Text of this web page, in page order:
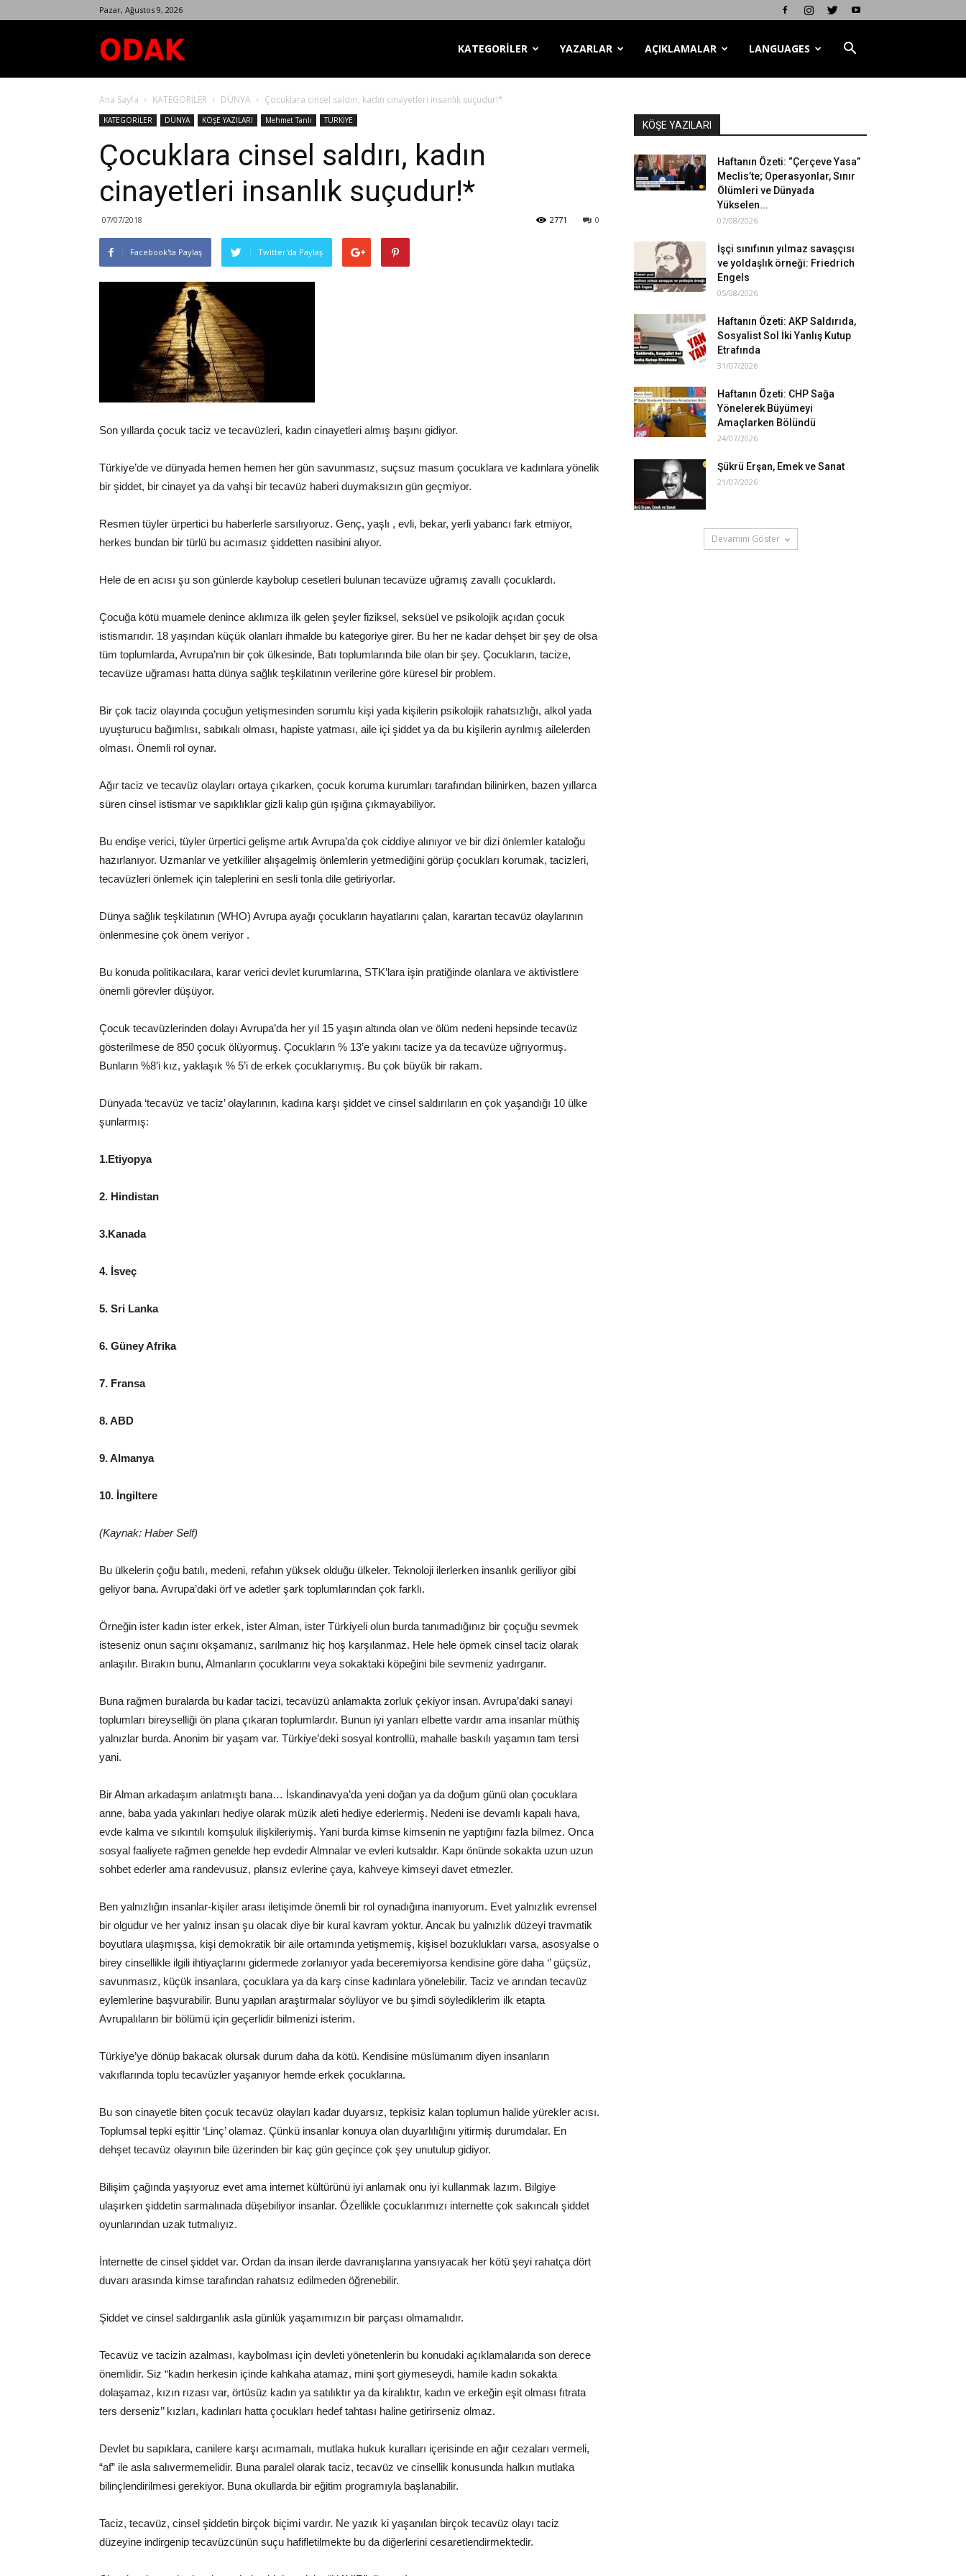
Pazar, Ağustos 9, 2026
Dergisi
KATEGORİLER YAZARLAR AÇIKLAMALAR LANGUAGES
Ana Sayfa KATEGORİLER DÜNYA Çocuklara cinsel saldırı, kadın cinayetleri insanlık suçudur!*
KATEGORİLER DÜNYA KÖŞE YAZILARI Mehmet Tanlı TÜRKİYE
Çocuklara cinsel saldırı, kadın
cinayetleri insanlık suçudur!*
07/07/2018 0
2771
Facebook'ta Paylaş Twitter'da Paylaş
Son yıllarda çocuk taciz ve tecavüzleri, kadın cinayetleri almış başını gidiyor.
Türkiye’de ve dünyada hemen hemen her gün savunmasız, suçsuz masum çocuklara ve kadınlara yönelik
bir şiddet, bir cinayet ya da vahşi bir tecavüz haberi duymaksızın gün geçmiyor.
Resmen tüyler ürpertici bu haberlerle sarsılıyoruz. Genç, yaşlı , evli, bekar, yerli yabancı fark etmiyor,
herkes bundan bir türlü bu acımasız şiddetten nasibini alıyor.
Hele de en acısı şu son günlerde kaybolup cesetleri bulunan tecavüze uğramış zavallı çocuklardı.
Çocuğa kötü muamele denince aklımıza ilk gelen şeyler fiziksel, seksüel ve psikolojik açıdan çocuk
istismarıdır. 18 yaşından küçük olanları ihmalde bu kategoriye girer. Bu her ne kadar dehşet bir şey de olsa
tüm toplumlarda, Avrupa’nın bir çok ülkesinde, Batı toplumlarında bile olan bir şey. Çocukların, tacize,
tecavüze uğraması hatta dünya sağlık teşkilatının verilerine göre küresel bir problem.
Bir çok taciz olayında çocuğun yetişmesinden sorumlu kişi yada kişilerin psikolojik rahatsızlığı, alkol yada
uyuşturucu bağımlısı, sabıkalı olması, hapiste yatması, aile içi şiddet ya da bu kişilerin ayrılmış ailelerden
olması. Önemli rol oynar.
Ağır taciz ve tecavüz olayları ortaya çıkarken, çocuk koruma kurumları tarafından bilinirken, bazen yıllarca
süren cinsel istismar ve sapıklıklar gizli kalıp gün ışığına çıkmayabiliyor.
Bu endişe verici, tüyler ürpertici gelişme artık Avrupa’da çok ciddiye alınıyor ve bir dizi önlemler kataloğu
hazırlanıyor. Uzmanlar ve yetkililer alışagelmiş önlemlerin yetmediğini görüp çocukları korumak, tacizleri,
tecavüzleri önlemek için taleplerini en sesli tonla dile getiriyorlar.
Dünya sağlık teşkilatının (WHO) Avrupa ayağı çocukların hayatlarını çalan, karartan tecavüz olaylarının
önlenmesine çok önem veriyor .
Bu konuda politikacılara, karar verici devlet kurumlarına, STK’lara işin pratiğinde olanlara ve aktivistlere
önemli görevler düşüyor.
Çocuk tecavüzlerinden dolayı Avrupa’da her yıl 15 yaşın altında olan ve ölüm nedeni hepsinde tecavüz
gösterilmese de 850 çocuk ölüyormuş. Çocukların % 13’e yakını tacize ya da tecavüze uğrıyormuş.
Bunların %8’i kız, yaklaşık % 5’i de erkek çocuklarıymış. Bu çok büyük bir rakam.
Dünyada ‘tecavüz ve taciz’ olaylarının, kadına karşı şiddet ve cinsel saldırıların en çok yaşandığı 10 ülke
şunlarmış:
1.Etiyopya
2. Hindistan
3.Kanada
4. İsveç
5. Sri Lanka
6. Güney Afrika
7. Fransa
8. ABD
9. Almanya
10. İngiltere
(Kaynak: Haber Self)
Bu ülkelerin çoğu batılı, medeni, refahın yüksek olduğu ülkeler. Teknoloji ilerlerken insanlık geriliyor gibi
geliyor bana. Avrupa’daki örf ve adetler şark toplumlarından çok farklı.
Örneğin ister kadın ister erkek, ister Alman, ister Türkiyeli olun burda tanımadığınız bir çoçuğu sevmek
isteseniz onun saçını okşamanız, sarılmanız hiç hoş karşılanmaz. Hele hele öpmek cinsel taciz olarak
anlaşılır. Bırakın bunu, Almanların çocuklarını veya sokaktaki köpeğini bile sevmeniz yadırganır.
Buna rağmen buralarda bu kadar tacizi, tecavüzü anlamakta zorluk çekiyor insan. Avrupa’daki sanayi
toplumları bireyselliği ön plana çıkaran toplumlardır. Bunun iyi yanları elbette vardır ama insanlar müthiş
yalnızlar burda. Anonim bir yaşam var. Türkiye’deki sosyal kontrollü, mahalle baskılı yaşamın tam tersi
yani.
Bir Alman arkadaşım anlatmıştı bana… İskandinavya’da yeni doğan ya da doğum günü olan çocuklara
anne, baba yada yakınları hediye olarak müzik aleti hediye ederlermiş. Nedeni ise devamlı kapalı hava,
evde kalma ve sıkıntılı komşuluk ilişkileriymiş. Yani burda kimse kimsenin ne yaptığını fazla bilmez. Onca
sosyal faaliyete rağmen genelde hep evdedir Almnalar ve evleri kutsaldır. Kapı önünde sokakta uzun uzun
sohbet ederler ama randevusuz, plansız evlerine çaya, kahveye kimseyi davet etmezler.
Ben yalnızlığın insanlar-kişiler arası iletişimde önemli bir rol oynadığına inanıyorum. Evet yalnızlık evrensel
bir olgudur ve her yalnız insan şu olacak diye bir kural kavram yoktur. Ancak bu yalnızlık düzeyi travmatik
boyutlara ulaşmışsa, kişi demokratik bir aile ortamında yetişmemiş, kişisel bozuklukları varsa, asosyalse o
birey cinsellikle ilgili ihtiyaçlarını gidermede zorlanıyor yada beceremiyorsa kendisine göre daha ‘’ güçsüz,
savunmasız, küçük insanlara, çocuklara ya da karş cinse kadınlara yönelebilir. Taciz ve arından tecavüz
eylemlerine başvurabilir. Bunu yapılan araştırmalar söylüyor ve bu şimdi söylediklerim ilk etapta
Avrupalıların bir bölümü için geçerlidir bilmenizi isterim.
Türkiye’ye dönüp bakacak olursak durum daha da kötü. Kendisine müslümanım diyen insanların
vakıflarında toplu tecavüzler yaşanıyor hemde erkek çocuklarına.
Bu son cinayetle biten çocuk tecavüz olayları kadar duyarsız, tepkisiz kalan toplumun halide yürekler acısı.
Toplumsal tepki eşittir ‘Linç’ olamaz. Çünkü insanlar konuya olan duyarlılığını yitirmiş durumdalar. En
dehşet tecavüz olayının bile üzerinden bir kaç gün geçince çok şey unutulup gidiyor.
Bilişim çağında yaşıyoruz evet ama internet kültürünü iyi anlamak onu iyi kullanmak lazım. Bilgiye
ulaşırken şiddetin sarmalınada düşebiliyor insanlar. Özellikle çocuklarımızı internette çok sakıncalı şiddet
oyunlarından uzak tutmalıyız.
İnternette de cinsel şiddet var. Ordan da insan ilerde davranışlarına yansıyacak her kötü şeyi rahatça dört
duvarı arasında kimse tarafından rahatsız edilmeden öğrenebilir.
Şiddet ve cinsel saldırganlık asla günlük yaşamımızın bir parçası olmamalıdır.
Tecavüz ve tacizin azalması, kaybolması için devleti yönetenlerin bu konudaki açıklamalarıda son derece
önemlidir. Siz “kadın herkesin içinde kahkaha atamaz, mini şort giymeseydi, hamile kadın sokakta
dolaşamaz, kızın rızası var, örtüsüz kadın ya satılıktır ya da kiralıktır, kadın ve erkeğin eşit olması fıtrata
ters derseniz’’ kızları, kadınları hatta çocukları hedef tahtası haline getirirseniz olmaz.
Devlet bu sapıklara, canilere karşı acımamalı, mutlaka hukuk kuralları içerisinde en ağır cezaları vermeli,
“af” ile asla salıvermemelidir. Buna paralel olarak taciz, tecavüz ve cinsellik konusunda halkın mutlaka
bilinçlendirilmesi gerekiyor. Buna okullarda bir eğitim programıyla başlanabilir.
Taciz, tecavüz, cinsel şiddetin birçok biçimi vardır. Ne yazık ki yaşanılan birçok tecavüz olayı taciz
düzeyine indirgenip tecavüzcünün suçu hafifletilmekte bu da diğerlerini cesaretlendirmektedir.
KÖŞE YAZILARI
Haftanın Özeti: “Çerçeve Yasa”
Meclis’te; Operasyonlar, Sınır
Ölümleri ve Dünyada
Yükselen...
07/08/2026
İşçi sınıfının yılmaz savaşçısı
ve yoldaşlık örneği: Friedrich
Engels
05/08/2026
Haftanın Özeti: AKP Saldırıda,
Sosyalist Sol İki Yanlış Kutup
Etrafında
31/07/2026
Haftanın Özeti: CHP Sağa
Yönelerek Büyümeyi
Amaçlarken Bölündü
24/07/2026
Şükrü Erşan, Emek ve Sanat
21/07/2026
Devamını Göster